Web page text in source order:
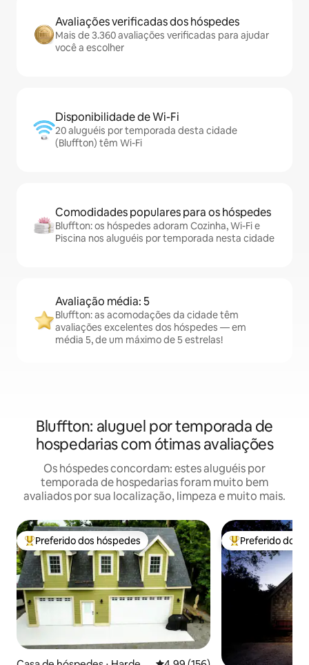
Avaliações verificadas dos hóspedes
Mais de 3.360 avaliações verificadas para ajudar
você a escolher
Disponibilidade de Wi-Fi
20 aluguéis por temporada desta cidade
(Bluffton) têm Wi-Fi
Comodidades populares para os hóspedes
Bluffton: os hóspedes adoram Cozinha, Wi-Fi e
Piscina nos aluguéis por temporada nesta cidade
Avaliação média: 5
Bluffton: as acomodações da cidade têm
avaliações excelentes dos hóspedes — em
média 5, de um máximo de 5 estrelas!
Bluffton: aluguel por temporada de
hospedarias com ótimas avaliações
Os hóspedes concordam: estes aluguéis por
temporada de hospedarias foram muito bem
avaliados por sua localização, limpeza e muito mais.
Entre os melhores preferidos dos hóspedes
Preferido dos hóspedes Entre os
Preferido dos